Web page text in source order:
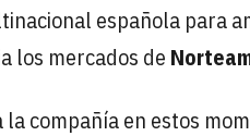
española para
los mercados de
compañía en estos